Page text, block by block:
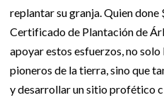
replantar su granja. Quien
Certificado de Plantación de
apoyar estos esfuerzos, no
pioneros de la tierra, sino que
y desarrollar un sitio profético